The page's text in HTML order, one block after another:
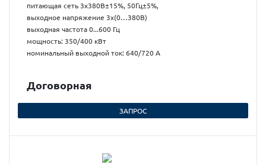
питающая сеть 3х380В±15%, 50Гц±5%,
выходное напряжение 3х(0…380В)
выходная частота 0...600 Гц
мощность: 350/400 кВт
номинальный выходной ток: 640/720 А
Договорная
ЗАПРОС